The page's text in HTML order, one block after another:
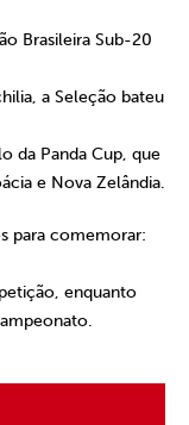
Brasileira Sub-20
a Seleção bateu
da Panda Cup, que
e Nova Zelândia.
para comemorar:
enquanto